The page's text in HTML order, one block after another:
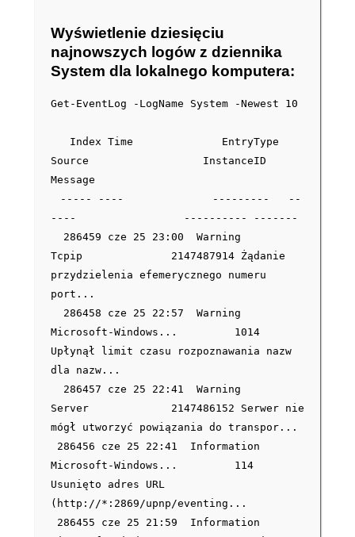
Wyświetlenie dziesięciu
najnowszych logów z dziennika
System dla lokalnego komputera:
Get-EventLog -LogName System -Newest 10
Index Time EntryType
Source InstanceID
Message
----- ---- --------- --
---- ---------- -------
286459 cze 25 23:00 Warning
Tcpip 2147487914 Żądanie
przydzielenia efemerycznego numeru
port...
286458 cze 25 22:57 Warning
Microsoft-Windows... 1014
Upłynął limit czasu rozpoznawania nazw
dla nazw...
286457 cze 25 22:41 Warning
Server 2147486152 Serwer nie
mógł utworzyć powiązania do transpor...
286456 cze 25 22:41 Information
Microsoft-Windows... 114
Usunięto adres URL
(http://*:2869/upnp/eventing...
286455 cze 25 21:59 Information